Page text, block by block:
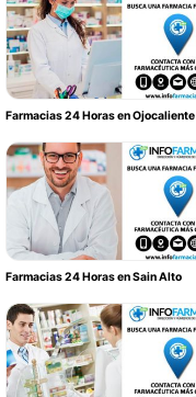
Farmacias 24 Horas en Ojocaliente
Farmacias 24 Horas en Sain Alto